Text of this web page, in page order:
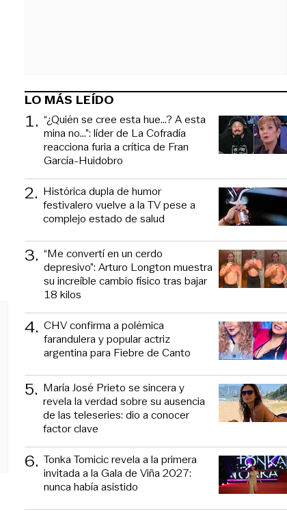
LO MÁS LEÍDO
1. “¿Quién se cree esta hue...? A esta
mina no...”: líder de La Cofradía
reacciona furia a crítica de Fran
García-Huidobro
2. Histórica dupla de humor
festivalero vuelve a la TV pese a
complejo estado de salud
3. “Me convertí en un cerdo
depresivo”: Arturo Longton muestra
su increíble cambio físico tras bajar
18 kilos
4. CHV confirma a polémica
farandulera y popular actriz
argentina para Fiebre de Canto
5. María José Prieto se sincera y
revela la verdad sobre su ausencia
de las teleseries: dio a conocer
factor clave
6. Tonka Tomicic revela a la primera
invitada a la Gala de Viña 2027:
nunca había asistido